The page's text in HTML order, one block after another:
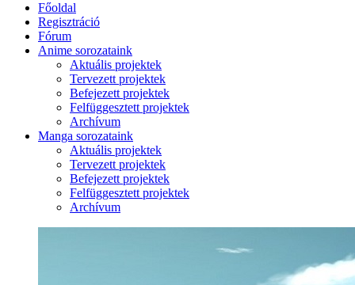
Főoldal
Regisztráció
Fórum
Anime sorozataink
Aktuális projektek
Tervezett projektek
Befejezett projektek
Felfüggesztett projektek
Archívum
Manga sorozataink
Aktuális projektek
Tervezett projektek
Befejezett projektek
Felfüggesztett projektek
Archívum